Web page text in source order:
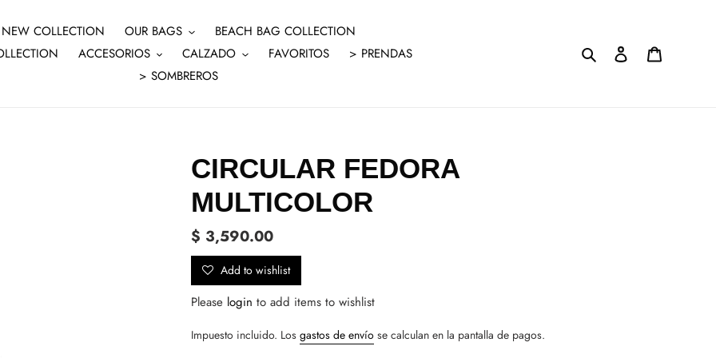
NEW COLLECTION OUR BAGS
BEACH BAG COLLECTION
ACCESORIOS CALZADO FAVORITOS
> PRENDAS
> SOMBREROS
Buscar Ingresar
CIRCULAR FEDORA
MULTICOLOR
Precio
habitual
$ 3,590.00
Add to wishlist
Please login to add items to wishlist
Impuesto incluido. Los gastos de envío se calculan en la pantalla de pagos.